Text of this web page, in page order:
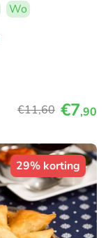
Wo
€11,60 €7,90
29% korting